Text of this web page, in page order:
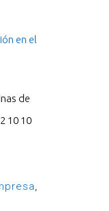
en el
de
10 10
,